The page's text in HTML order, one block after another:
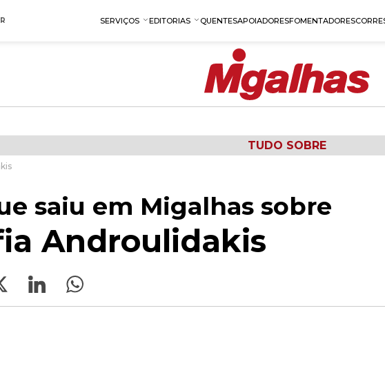
SERVIÇOS EDITORIAS QUENTESAPOIADORESFOMENTADORES
TUDO SOBRE
saiu em Migalhas sobre
Androulidakis